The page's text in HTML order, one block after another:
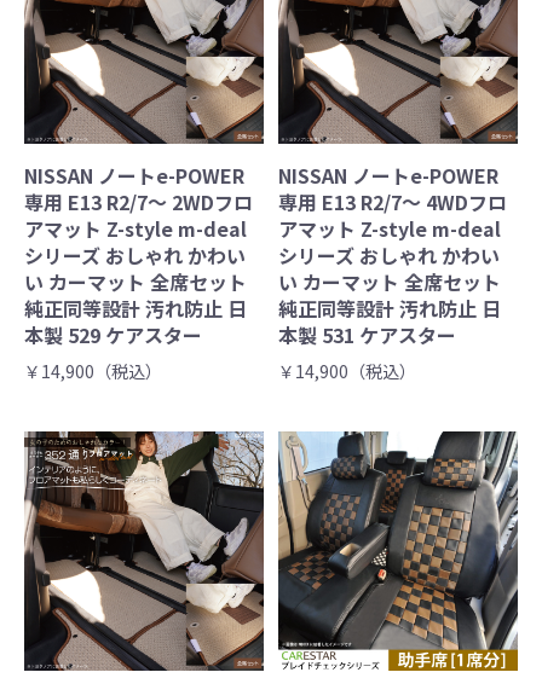
NISSAN ノートe-POWER
専用 E13 R2/7～ 2WDフロ
アマット Z-style m-deal
シリーズ おしゃれ かわい
い カーマット 全席セット
純正同等設計 汚れ防止 日
本製 529 ケアスター
￥14,900（税込）
NISSAN ノートe-POWER
専用 E13 R2/7～ 4WDフロ
アマット Z-style m-deal
シリーズ おしゃれ かわい
い カーマット 全席セット
純正同等設計 汚れ防止 日
本製 531 ケアスター
￥14,900（税込）